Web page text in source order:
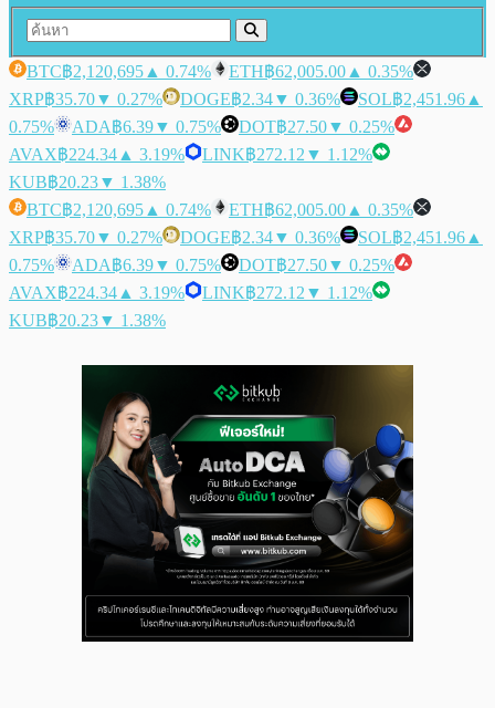
BTC฿2,120,695 ▲ 0.74% ETH฿62,005.00 ▲ 0.35%
XRP฿35.70▼ 0.27% DOGE฿2.34▼ 0.36% SOL฿2,451.96 ▲
0.75%
ADA฿6.39▼ 0.75% DOT฿27.50▼ 0.25%
AVAX฿224.34 ▲ 3.19% LINK฿272.12 ▼ 1.12%
KUB฿20.23▼ 1.38%
BTC฿2,120,695 ▲ 0.74% ETH฿62,005.00 ▲ 0.35%
XRP฿35.70▼ 0.27% DOGE฿2.34▼ 0.36% SOL฿2,451.96 ▲
0.75%
ADA฿6.39▼ 0.75% DOT฿27.50▼ 0.25%
AVAX฿224.34 ▲ 3.19% LINK฿272.12 ▼ 1.12%
KUB฿20.23▼ 1.38%